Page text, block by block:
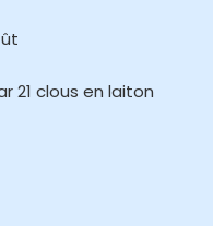
21 clous en laiton